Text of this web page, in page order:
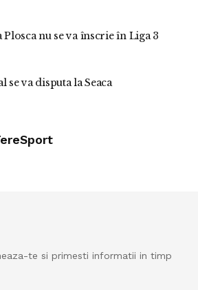
Plosca nu se va înscrie în Liga 3
se va disputa la Seaca
te si primesti informatii in timp